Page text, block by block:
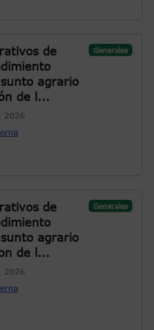
de
agrario
de l...
Generales
2026
de
agrario
de l...
Generales
2026